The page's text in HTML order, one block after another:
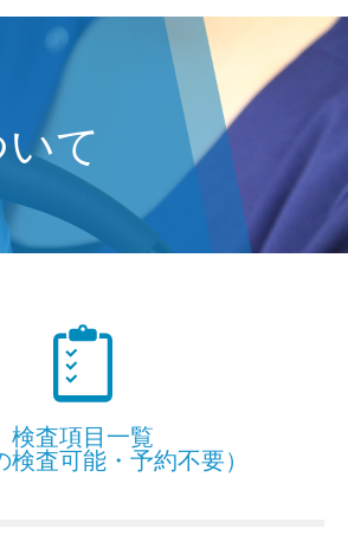
て
検査項目一覧
検査可能・予約不要）